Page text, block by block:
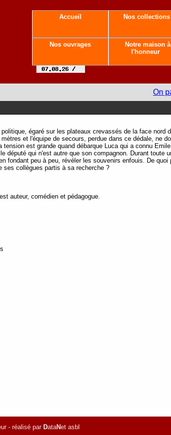
Accueil Nos collections
Nos ouvrages
Notre maison à
l'honneur
On
égaré sur les plateaux crevassés de la face nord
et l'équipe de secours, perdue dans ce dédale, ne
est grande quand débarque Luca qui a connu
député qui n'est autre que son compagnon. Durant toute
fondant peu à peu, révéler les souvenirs enfouis. De
ses collègues partis à sa recherche ?
auteur, comédien et pédagogue.
- réalisé par DataNet asbl